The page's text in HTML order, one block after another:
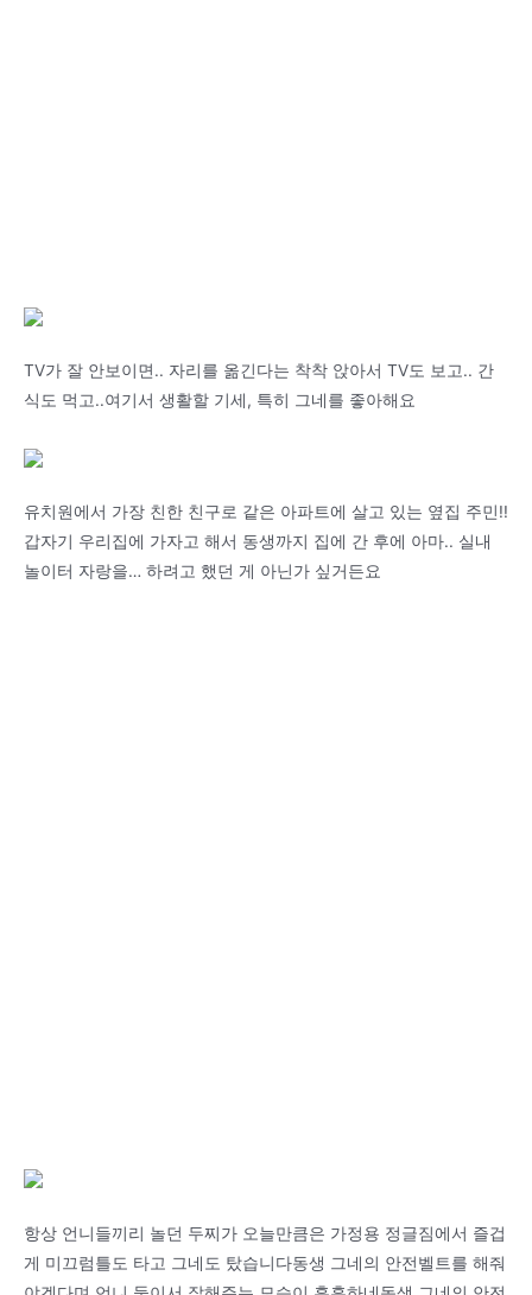
TV가 잘 안보이면.. 자리를 옮긴다는 착착 앉아서 TV도 보고.. 간
식도 먹고..여기서 생활할 기세, 특히 그네를 좋아해요
유치원에서 가장 친한 친구로 같은 아파트에 살고 있는 옆집 주민!!
갑자기 우리집에 가자고 해서 동생까지 집에 간 후에 아마.. 실내
놀이터 자랑을… 하려고 했던 게 아닌가 싶거든요
항상 언니들끼리 놀던 두찌가 오늘만큼은 가정용 정글짐에서 즐겁
게 미끄럼틀도 타고 그네도 탔습니다동생 그네의 안전벨트를 해줘